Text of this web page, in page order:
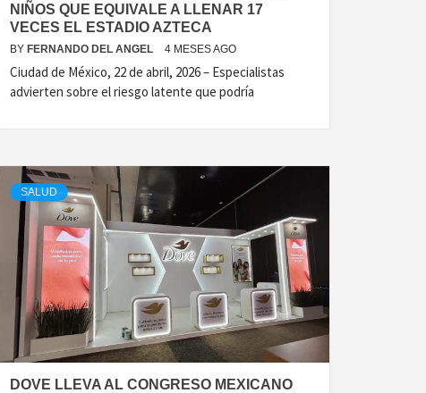
NIÑOS QUE EQUIVALE A LLENAR 17
VECES EL ESTADIO AZTECA
BY FERNANDO DEL ANGEL 4 MESES AGO
Ciudad de México, 22 de abril, 2026 – Especialistas
advierten sobre el riesgo latente que podría
SALUD
DOVE LLEVA AL CONGRESO MEXICANO